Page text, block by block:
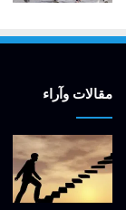
مقالات وآراء